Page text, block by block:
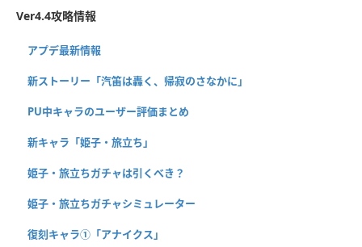
Ver4.4攻略情報
アプデ最新情報
新ストーリー「汽笛は轟く、帰寂のさなかに」
PU中キャラのユーザー評価まとめ
新キャラ「姫子・旅立ち」
姫子・旅立ちガチャは引くべき？
姫子・旅立ちガチャシミュレーター
復刻キャラ①「アナイクス」